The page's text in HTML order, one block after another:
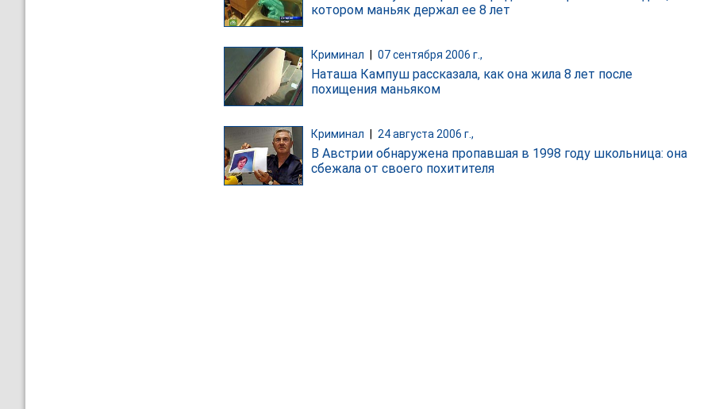
котором маньяк держал ее 8 лет
Криминал 07 сентября 2006 г.,
Наташа Кампуш рассказала, как она жила 8 лет после
похищения маньяком
Криминал 24 августа 2006 г.,
В Австрии обнаружена пропавшая в 1998 году школьница: она
сбежала от своего похитителя